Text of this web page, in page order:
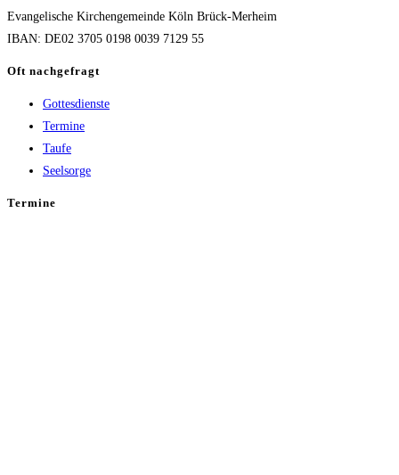
Evangelische Kirchengemeinde Köln Brück-Merheim
IBAN: DE02 3705 0198 0039 7129 55
Oft nachgefragt
Gottesdienste
Termine
Taufe
Seelsorge
Termine